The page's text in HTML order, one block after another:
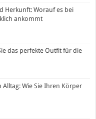
Herkunft: Worauf es bei
ankommt
das perfekte Outfit für die
Wie Sie Ihren Körper